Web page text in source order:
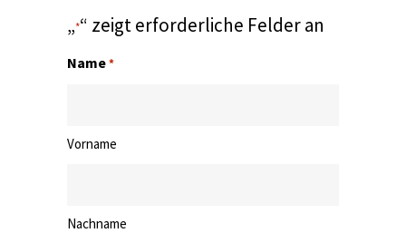
„*“ zeigt erforderliche Felder an
Name*
Vorname
Nachname